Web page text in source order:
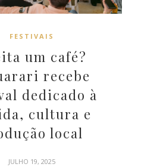
FESTIVAIS
um café?
recebe
dedicado à
cultura e
local
JULHO 19, 2025